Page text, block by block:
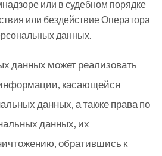
или в судебном порядке
или бездействие Оператора
данных.
данных может реализовать
касающейся
данных, а также права по
данных, их
обратившись к